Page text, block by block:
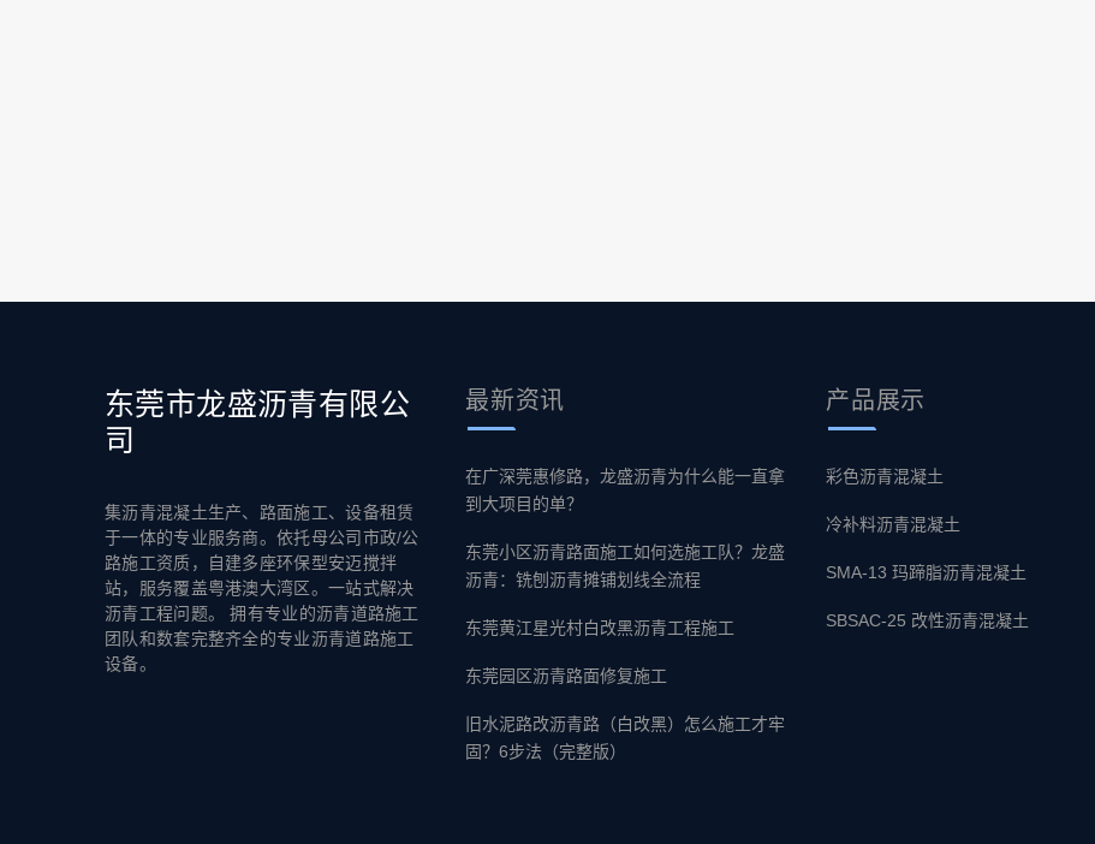
东莞市龙盛沥青有限公
司
集沥青混凝土生产、路面施工、设备租赁
于一体的专业服务商。依托母公司市政/公
路施工资质，自建多座环保型安迈搅拌
站，服务覆盖粤港澳大湾区。一站式解决
沥青工程问题。 拥有专业的沥青道路施工
团队和数套完整齐全的专业沥青道路施工
设备。
最新资讯
在广深莞惠修路，龙盛沥青为什么能一直拿
到大项目的单？
东莞小区沥青路面施工如何选施工队？龙盛
沥青：铣刨沥青摊铺划线全流程
东莞黄江星光村白改黑沥青工程施工
东莞园区沥青路面修复施工
旧水泥路改沥青路（白改黑）怎么施工才牢
固？6步法（完整版）
产品展示
彩色沥青混凝土
冷补料沥青混凝土
SMA-13 玛蹄脂沥青混凝土
SBSAC-25 改性沥青混凝土